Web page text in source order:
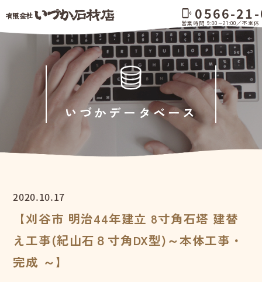
いづかデータベース
2020.10.17
【刈谷市 明治44年建立 8寸角石塔 建替
え工事(紀山石８寸角DX型)～本体工事・
完成 ～】
phonelink_ring 0566-
営業時間 9:00～21:00／不定休